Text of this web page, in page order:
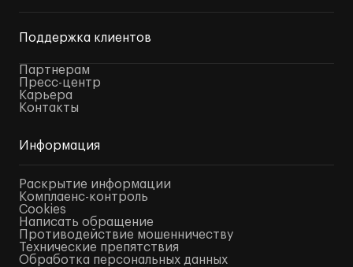
Поддержка клиентов
Партнерам
Пресс-центр
Карьера
Контакты
Информация
Раскрытие информации
Комплаенс-контроль
Cookies
Написать обращение
Противодействие мошенничеству
Технические препятствия
Обработка персональных данных